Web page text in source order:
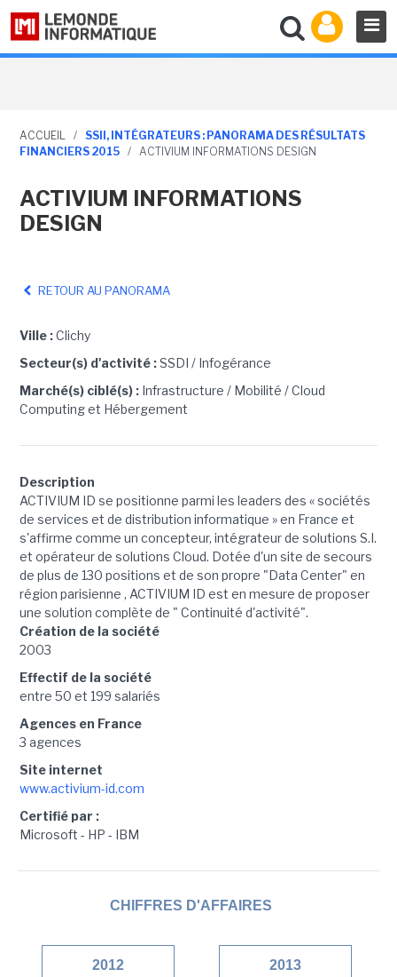
ACCUEIL /
SSII, INTÉGRATEURS : PANORAMA DES RÉSULTATS
FINANCIERS 2015
/ ACTIVIUM INFORMATIONS DESIGN
ACTIVIUM INFORMATIONS
DESIGN
RETOUR AU PANORAMA
Ville :Clichy
Secteur(s) d'activité :SSDI / Infogérance
Marché(s) ciblé(s) : Infrastructure / Mobilité / Cloud
Computing et Hébergement
Description
ACTIVIUM ID se positionne parmi les leaders des « sociétés
de services et de distribution informatique » en France et
s'affirme comme un concepteur, intégrateur de solutions S.I.
et opérateur de solutions Cloud. Dotée d'un site de secours
de plus de 130 positions et de son propre "Data Center" en
région parisienne , ACTIVIUM ID est en mesure de proposer
une solution complète de " Continuité d'activité".
Création de la société
2003
Effectif de la société
entre 50 et 199 salariés
Agences en France
3 agences
Site internet
www.activium-id.com
Certifié par :
Microsoft - HP - IBM
CHIFFRES D'AFFAIRES
2012 2013